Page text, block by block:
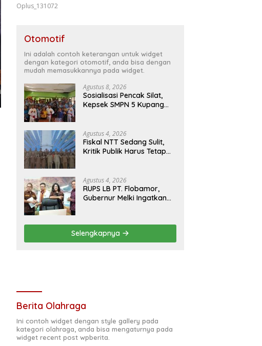
Oplus_131072
Otomotif
Ini adalah contoh keterangan untuk widget
dengan kategori otomotif, anda bisa dengan
mudah memasukkannya pada widget.
Agustus 8, 2026
Sosialisasi Pencak Silat,
Kepsek SMPN 5 Kupang
Ekstrakurikuler
Agustus 4, 2026
Fiskal NTT Sedang Sulit,
Kritik Publik Harus Tetap
Agustus 4, 2026
RUPS LB PT. Flobamor,
Gubernur Melki Ingatkan
Fondasinya Belum Kuat
Selengkapnya
Berita Olahraga
Ini contoh widget dengan style gallery pada
kategori olahraga, anda bisa mengaturnya pada
widget recent post wpberita.